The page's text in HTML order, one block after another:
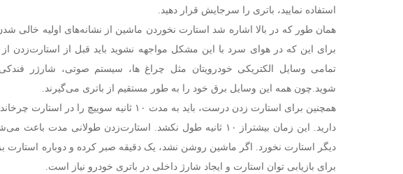
استفاده نمایید، باتری را سرجایش قرار دهید.
همان طور که در بالا اشاره شد استارت نخوردن ماشین از نشانه‌های اولیه خالی
برای این که در هوای سرد با این مشکل مواجهه نشوید باید قبل از استارت‌زدن
تمامی وسایل الکتریکی خودرویتان مثل چراغ ها، سیستم صوتی، شارژر
شوید.چون همه این وسایل برق خود را به طور مستقیم از باتری می‌گیرند.
همچنین برای استارت زدن درست، باید به مدت ۱۰ ثانیه سوییچ را
دارید. این زمان بیشتراز ۱۰ ثانیه طول نکشد. استارت‌زدن طولانی مدت
دیگر استارت نخورد. اگر ماشین روشن نشد، یک دقیقه صبر کرده و دوباره استارت
برای بازیابی توان استارت و ایجاد شارژ داخلی در باتری خودرو نیاز است.